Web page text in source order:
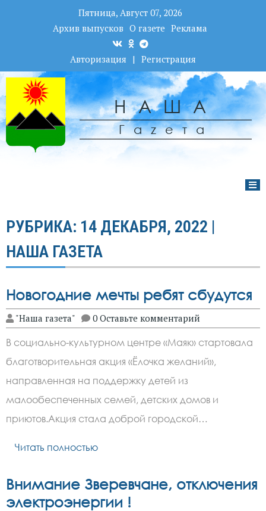
Пятница, Август 07, 2026
Архив выпусков О газете Реклама
Авторизация | Регистрация
НАША
Гаzета
РУБРИКА: 14 ДЕКАБРЯ, 2022 |
НАША ГАЗЕТА
Новогодние мечты ребят сбудутся
"Наша газета" 0 Оставьте комментарий
В социально-культурном центре «Маяк» стартовала
благотворительная акция «Ёлочка желаний»,
направленная на поддержку детей из
малообеспеченных семей, детских домов и
приютов.Акция стала доброй городской…
Читать полностью
Внимание Зверевчане, отключения
электроэнергии !